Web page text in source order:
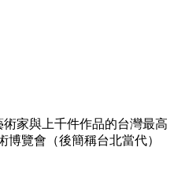
家與上千件作品的台灣最高
覽會（後簡稱台北當代）